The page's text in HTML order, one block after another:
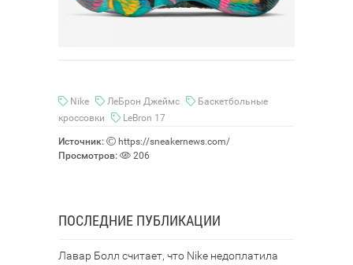
Nike ЛеБрон Джеймс
Баскетбольные
кроссовки
LeBron 17
Источник:
https://sneakernews.com/
Просмотров:
206
ПОСЛЕДНИЕ ПУБЛИКАЦИИ
Лавар Болл считает, что Nike недоплатила